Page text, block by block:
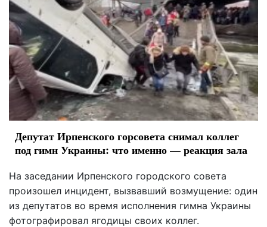
Депутат Ирпенского горсовета снимал коллег
под гимн Украины: что именно — реакция зала
На заседании Ирпенского городского совета
произошел инцидент, вызвавший возмущение: один
из депутатов во время исполнения гимна Украины
фотографировал ягодицы своих коллег.